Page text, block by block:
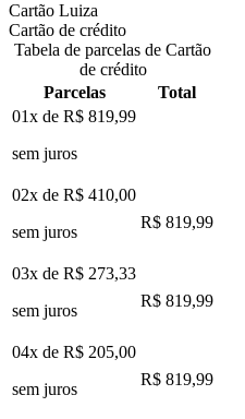
Cartão Luiza
Cartão de crédito
Tabela de parcelas de Cartão
de crédito
Parcelas
Total
01x de R$ 819,99
sem juros
02x de R$ 410,00
sem juros
R$ 819,99
03x de R$ 273,33
sem juros
R$ 819,99
04x de R$ 205,00
sem juros
R$ 819,99